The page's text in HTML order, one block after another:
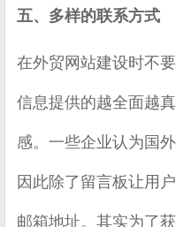
五、多样的联系方式
在外贸网站建设时不
信息提供的越全面越
感。一些企业认为国
因此除了留言板让用
邮箱地址。其实为了